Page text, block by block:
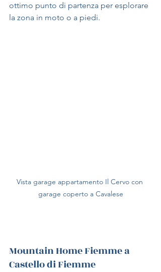
ottimo punto di partenza per esplorare
la zona in moto o a piedi.
Vista garage appartamento Il Cervo con
garage coperto a Cavalese
Mountain Home Fiemme a
Castello di Fiemme